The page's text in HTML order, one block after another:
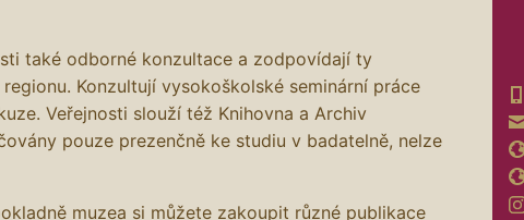
také odborné konzultace a zodpovídají ty
Konzultují vysokoškolské seminární práce
Veřejnosti slouží též Knihovna a Archiv
pouze prezenčně ke studiu v badatelně, nelze
muzea si můžete zakoupit různé publikace